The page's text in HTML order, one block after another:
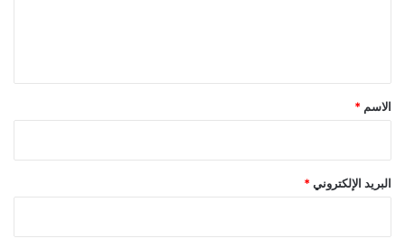
*
الاسم *
البريد الإلكتروني *